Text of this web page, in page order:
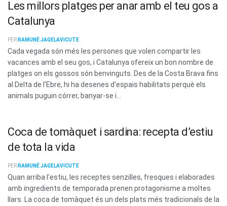
Les millors platges per anar amb el teu gos a
Catalunya
PER RAMUNÉ JAGELAVICUTE
Cada vegada són més les persones que volen compartir les
vacances amb el seu gos, i Catalunya ofereix un bon nombre de
platges on els gossos són benvinguts. Des de la Costa Brava fins
al Delta de l'Ebre, hi ha desenes d'espais habilitats perquè els
animals puguin córrer, banyar-se i...
Coca de tomàquet i sardina: recepta d’estiu
de tota la vida
PER RAMUNÉ JAGELAVICUTE
Quan arriba l'estiu, les receptes senzilles, fresques i elaborades
amb ingredients de temporada prenen protagonisme a moltes
llars. La coca de tomàquet és un dels plats més tradicionals de la